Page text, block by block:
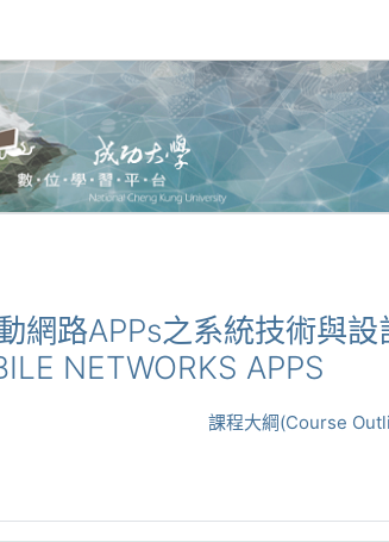
網路APPs之系統技術與
NETWORKS APPS
課程大綱(Course